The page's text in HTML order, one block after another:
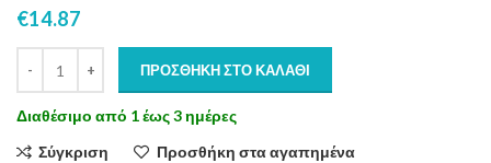
€14.87
ΠΡΟΣΘΉΚΗ ΣΤΟ ΚΑΛΆΘΙ
Διαθέσιμο από 1 έως 3 ημέρες
Σύγκριση
Προσθήκη στα αγαπημένα